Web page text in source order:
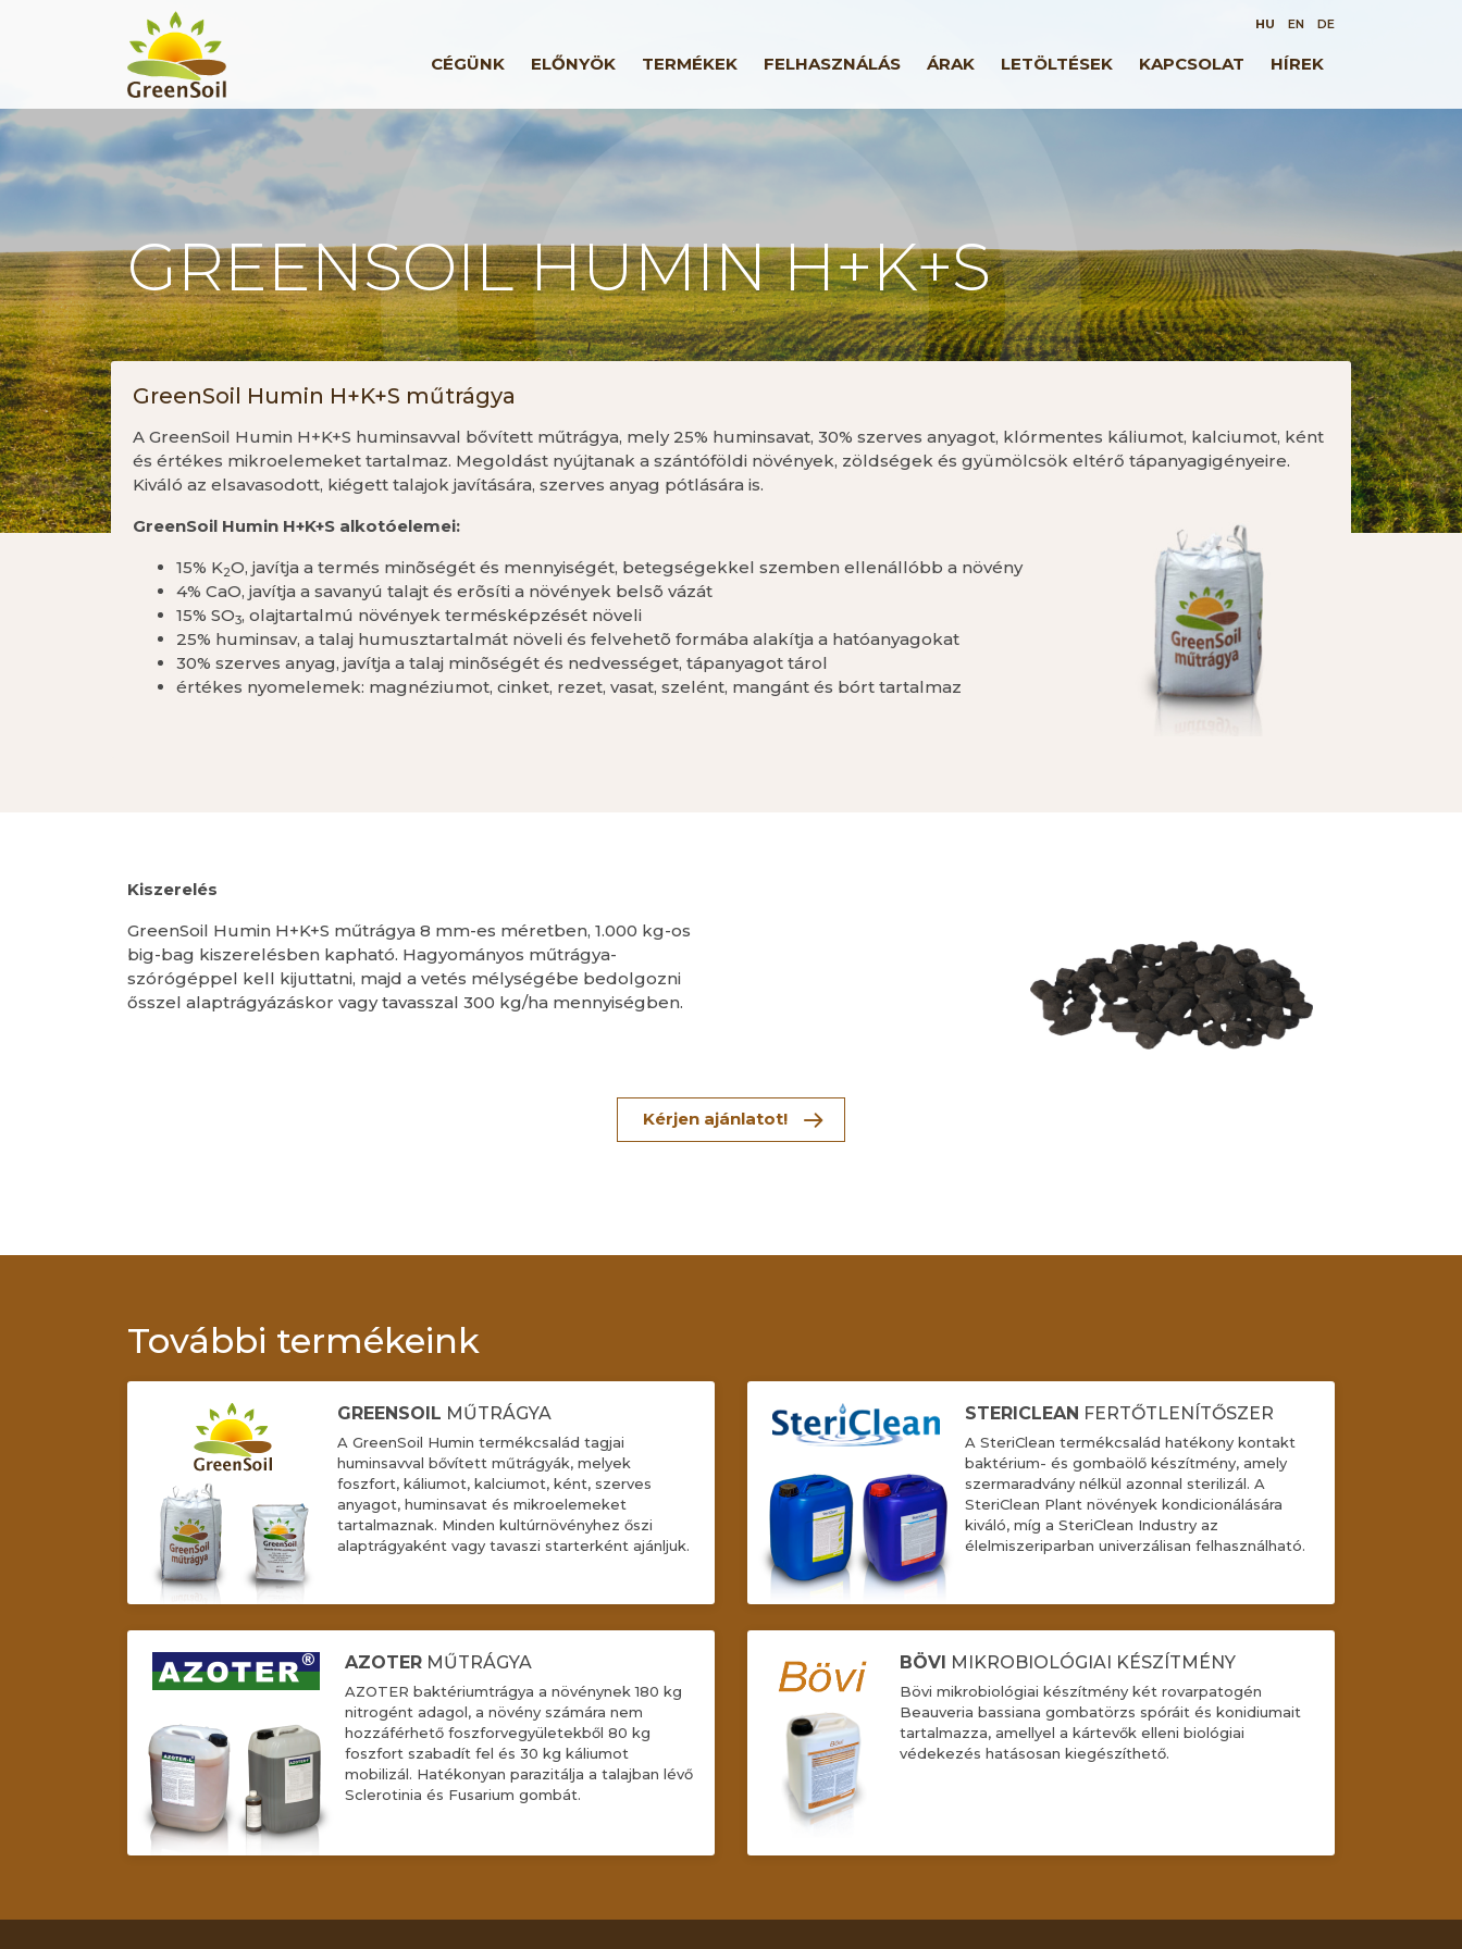
HU EN DE
CÉGÜNK ELŐNYÖK TERMÉKEK FELHASZNÁLÁS ÁRAK LETÖLTÉSEK KAPCSOLAT HÍREK
GREENSOIL HUMIN H+K+S
GreenSoil Humin H+K+S műtrágya
A GreenSoil Humin H+K+S huminsavval bővített műtrágya, mely 25% huminsavat, 30% szerves anyagot, klórmentes káliumot, kalciumot, ként
és értékes mikroelemeket tartalmaz. Megoldást nyújtanak a szántóföldi növények, zöldségek és gyümölcsök eltérő tápanyagigényeire.
Kiváló az elsavasodott, kiégett talajok javítására, szerves anyag pótlására is.
GreenSoil Humin H+K+S alkotóelemei:
15% K2O, javítja a termés minõségét és mennyiségét, betegségekkel szemben ellenállóbb a növény
4% CaO, javítja a savanyú talajt és erõsíti a növények belsõ vázát
15% SO3, olajtartalmú növények termésképzését növeli
25% huminsav, a talaj humusztartalmát növeli és felvehetõ formába alakítja a hatóanyagokat
30% szerves anyag, javítja a talaj minõségét és nedvességet, tápanyagot tárol
értékes nyomelemek: magnéziumot, cinket, rezet, vasat, szelént, mangánt és bórt tartalmaz
Kiszerelés
GreenSoil Humin H+K+S műtrágya 8 mm-es méretben, 1.000 kg-os
big-bag kiszerelésben kapható. Hagyományos műtrágya-
szórógéppel kell kijuttatni, majd a vetés mélységébe bedolgozni
ősszel alaptrágyázáskor vagy tavasszal 300 kg/ha mennyiségben.
Kérjen ajánlatot!
További termékeink
GREENSOIL MŰTRÁGYA
A GreenSoil Humin termékcsalád tagjai
huminsavval bővített műtrágyák, melyek
foszfort, káliumot, kalciumot, ként, szerves
anyagot, huminsavat és mikroelemeket
tartalmaznak. Minden kultúrnövényhez őszi
alaptrágyaként vagy tavaszi starterként ajánljuk.
STERICLEAN FERTŐTLENÍTŐSZER
A SteriClean termékcsalád hatékony kontakt
baktérium- és gombaölő készítmény, amely
szermaradvány nélkül azonnal sterilizál. A
SteriClean Plant növények kondicionálására
kiváló, míg a SteriClean Industry az
élelmiszeriparban univerzálisan felhasználható.
AZOTER MŰTRÁGYA
AZOTER baktériumtrágya a növénynek 180 kg
nitrogént adagol, a növény számára nem
hozzáférhető foszforvegyületekből 80 kg
foszfort szabadít fel és 30 kg káliumot
mobilizál. Hatékonyan parazitálja a talajban lévő
Sclerotinia és Fusarium gombát.
BÖVI MIKROBIOLÓGIAI KÉSZÍTMÉNY
Bövi mikrobiológiai készítmény két rovarpatogén
Beauveria bassiana gombatörzs spóráit és konidiumait
tartalmazza, amellyel a kártevők elleni biológiai
védekezés hatásosan kiegészíthető.